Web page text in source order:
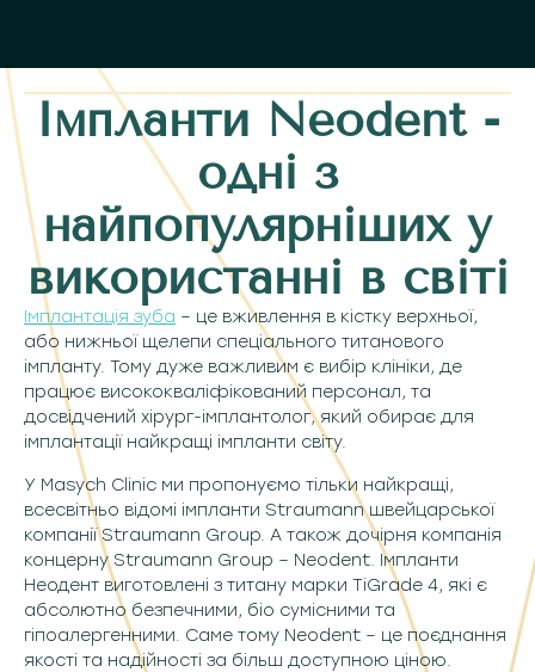
Імпланти Neodent -
одні з
найпопулярніших у
використанні в світі
Імплантація зуба – це вживлення в кістку верхньої,
або нижньої щелепи спеціального титанового
імпланту. Тому дуже важливим є вибір клініки, де
працює висококваліфікований персонал, та
досвідчений хірург-імплантолог, який обирає для
імплантації найкращі імпланти світу.
У Masych Clinic ми пропонуємо тільки найкращі,
всесвітньо відомі імпланти Straumann швейцарської
компанії Straumann Group. А також дочірня компанія
концерну Straumann Group – Neodent. Імпланти
Неодент виготовлені з титану марки TiGrade 4, які є
абсолютно безпечними, біо сумісними та
гіпоалергенними. Саме тому Neodent – це поєднання
якості та надійності за більш доступною ціною.